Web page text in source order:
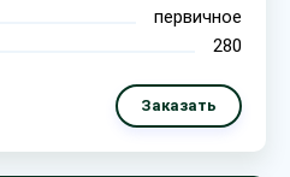
первичное
280
Заказать